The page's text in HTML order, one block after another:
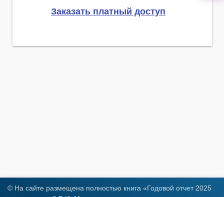
Заказать платный доступ
© На сайте размещена полностью книга «Годовой отчет 2025